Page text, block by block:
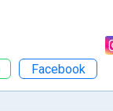
Facebook